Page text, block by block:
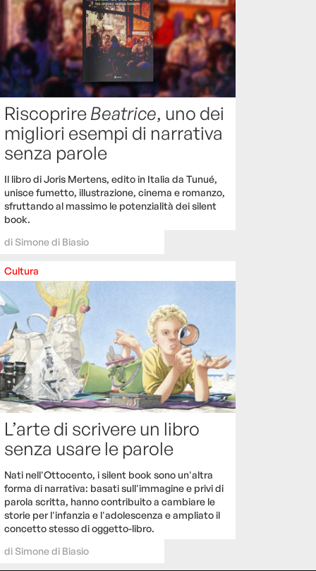
RiscoprireBeatrice, uno dei
migliori esempi di narrativa
senza parole
Il libro di Joris Mertens, edito in Italia da Tunué,
unisce fumetto, illustrazione, cinema e romanzo,
sfruttando al massimo le potenzialità dei silent
book.
diSimone di Biasio
Cultura
L’arte di scrivere un libro
senza usare le parole
Nati nell'Ottocento, i silent book sono un'altra
forma di narrativa: basati sull'immagine e privi di
parola scritta, hanno contribuito a cambiare le
storie per l'infanzia e l'adolescenza e ampliato il
concetto stesso di oggetto-libro.
diSimone di Biasio